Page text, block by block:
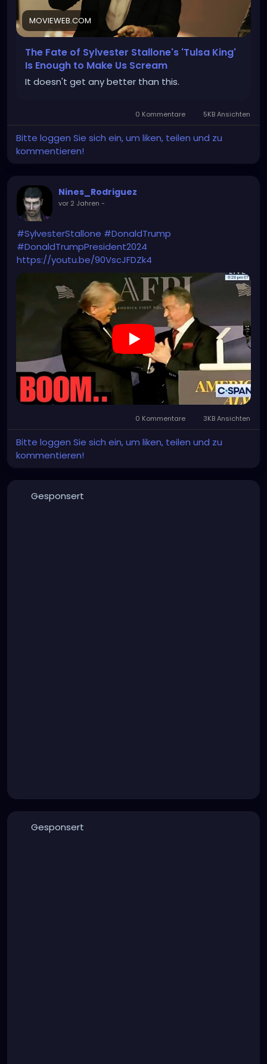
MOVIEWEB.COM
The Fate of Sylvester Stallone's 'Tulsa King'
Is Enough to Make Us Scream
It doesn't get any better than this.
0 Kommentare 5KB Ansichten
Bitte loggen Sie sich ein, um liken, teilen und zu
kommentieren!
Nines_Rodriguez
vor 2 Jahren -
#SylvesterStallone #DonaldTrump
#DonaldTrumpPresident2024
https://youtu.be/90VscJFDZk4
0 Kommentare 3KB Ansichten
Bitte loggen Sie sich ein, um liken, teilen und zu
kommentieren!
Gesponsert
Gesponsert